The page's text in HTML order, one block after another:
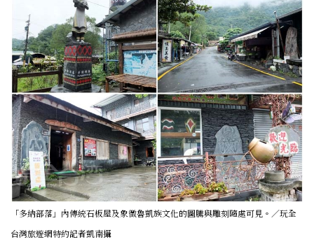
「多納部落」內傳統石板屋及象徵魯凱族文化的圖騰與雕刻隨處可見。／玩全
台灣旅遊網特約記者凱南攝